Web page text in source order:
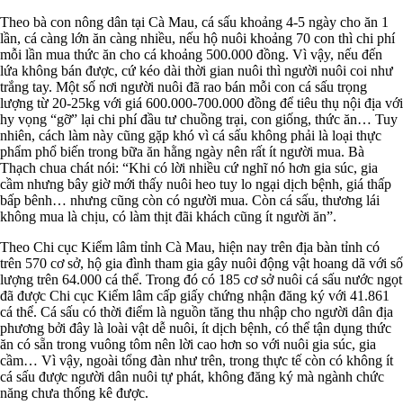
Theo bà con nông dân tại Cà Mau, cá sấu khoảng 4-5 ngày cho ăn 1
lần, cá càng lớn ăn càng nhiều, nếu hộ nuôi khoảng 70 con thì chi phí
mỗi lần mua thức ăn cho cá khoảng 500.000 đồng. Vì vậy, nếu đến
lứa không bán được, cứ kéo dài thời gian nuôi thì người nuôi coi như
trắng tay. Một số nơi người nuôi đã rao bán mỗi con cá sấu trọng
lượng từ 20-25kg với giá 600.000-700.000 đồng để tiêu thụ nội địa với
hy vọng “gỡ” lại chi phí đầu tư chuồng trại, con giống, thức ăn… Tuy
nhiên, cách làm này cũng gặp khó vì cá sấu không phải là loại thực
phẩm phổ biến trong bữa ăn hằng ngày nên rất ít người mua. Bà
Thạch chua chát nói: “Khi có lời nhiều cứ nghĩ nó hơn gia súc, gia
cầm nhưng bây giờ mới thấy nuôi heo tuy lo ngại dịch bệnh, giá thấp
bấp bênh… nhưng cũng còn có người mua. Còn cá sấu, thương lái
không mua là chịu, có làm thịt đãi khách cũng ít người ăn”.
Theo Chi cục Kiểm lâm tỉnh Cà Mau, hiện nay trên địa bàn tỉnh có
trên 570 cơ sở, hộ gia đình tham gia gây nuôi động vật hoang dã với số
lượng trên 64.000 cá thể. Trong đó có 185 cơ sở nuôi cá sấu nước ngọt
đã được Chi cục Kiểm lâm cấp giấy chứng nhận đăng ký với 41.861
cá thể. Cá sấu có thời điểm là nguồn tăng thu nhập cho người dân địa
phương bởi đây là loài vật dễ nuôi, ít dịch bệnh, có thể tận dụng thức
ăn có sẵn trong vuông tôm nên lời cao hơn so với nuôi gia súc, gia
cầm… Vì vậy, ngoài tổng đàn như trên, trong thực tế còn có không ít
cá sấu được người dân nuôi tự phát, không đăng ký mà ngành chức
năng chưa thống kê được.